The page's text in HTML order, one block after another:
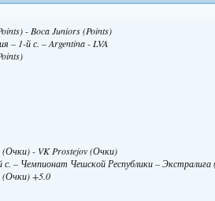
- Boca Juniors (Points)
– 1-й с. – Argentina - LVA
(Очки) - VK Prostejov (Очки)
с. – Чемпионат Чешской Республики –
(Очки) +5.0